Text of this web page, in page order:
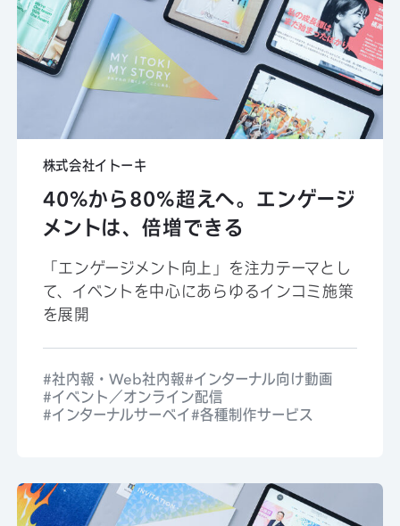
株式会社イトーキ
40%から80%超えへ。エンゲージ
メントは、倍増できる
「エンゲージメント向上」を注力テーマとし
て、イベントを中心にあらゆるインコミ施策
を展開
社内報・Web社内報 インターナル向け動画
イベント／オンライン配信
インターナルサーベイ 各種制作サービス